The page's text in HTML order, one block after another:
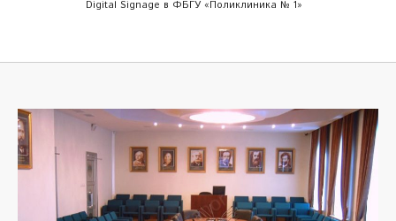
Digital Signage в ФБГУ «Поликлиника № 1»